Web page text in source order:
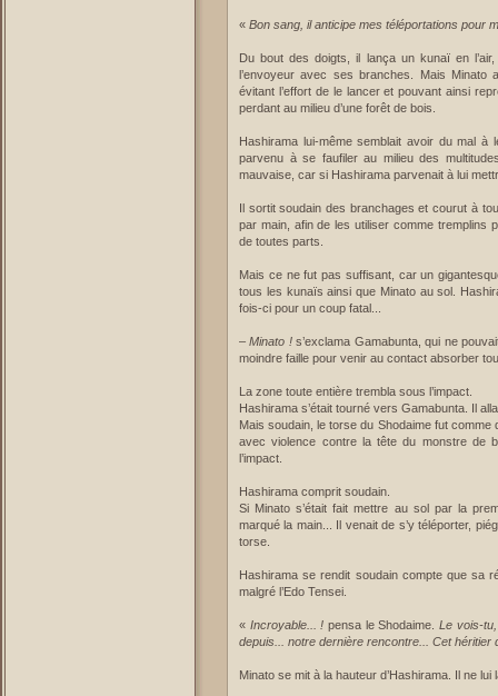
« Bon sang, il anticipe mes téléportations pour
Du bout des doigts, il lança un kunaï en
l’envoyeur avec ses branches. Mais Minato
évitant l’effort de le lancer et pouvant ainsi
perdant au milieu d’une forêt de bois.
Hashirama lui-même semblait avoir du mal à
parvenu à se faufiler au milieu des
mauvaise, car si Hashirama parvenait à lui
Il sortit soudain des branchages et courut à
par main, afin de les utiliser comme tremplins
de toutes parts.
Mais ce ne fut pas suffisant, car un
tous les kunaïs ainsi que Minato au sol.
fois-ci pour un coup fatal...
–Minato !s’exclama Gamabunta, qui ne
moindre faille pour venir au contact absorber
La zone toute entière trembla sous l’impact.
Hashirama s’était tourné vers Gamabunta. Il
Mais soudain, le torse du Shodaime fut
avec violence contre la tête du monstre de
l’impact.
Hashirama comprit soudain.
Si Minato s’était fait mettre au sol par la
marqué la main... Il venait de s’y téléporter,
torse.
Hashirama se rendit soudain compte que sa
malgré l’Edo Tensei.
« Incroyable... ! pensa le Shodaime.Le vois-
depuis... notre dernière rencontre... Cet héritier
Minato se mit à la hauteur d’Hashirama. Il ne